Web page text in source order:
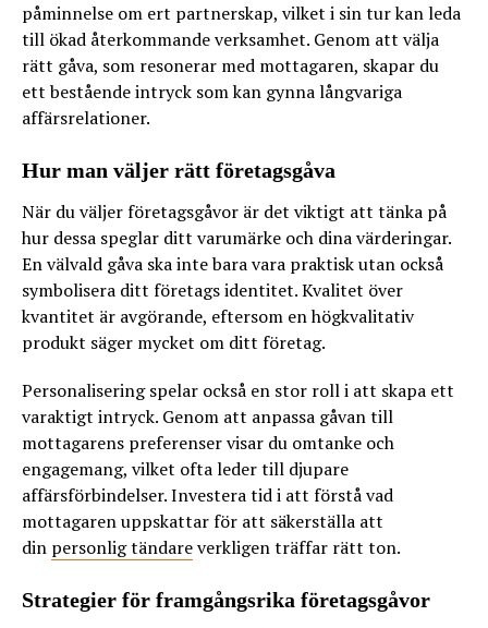
påminnelse om ert partnerskap, vilket i sin tur kan leda
till ökad återkommande verksamhet. Genom att välja
rätt gåva, som resonerar med mottagaren, skapar du
ett bestående intryck som kan gynna långvariga
affärsrelationer.
Hur man väljer rätt företagsgåva
När du väljer företagsgåvor är det viktigt att tänka på
hur dessa speglar ditt varumärke och dina värderingar.
En välvald gåva ska inte bara vara praktisk utan också
symbolisera ditt företags identitet. Kvalitet över
kvantitet är avgörande, eftersom en högkvalitativ
produkt säger mycket om ditt företag.
Personalisering spelar också en stor roll i att skapa ett
varaktigt intryck. Genom att anpassa gåvan till
mottagarens preferenser visar du omtanke och
engagemang, vilket ofta leder till djupare
affärsförbindelser. Investera tid i att förstå vad
mottagaren uppskattar för att säkerställa att
din personlig tändareverkligen träffar rätt ton.
Strategier för framgångsrika företagsgåvor